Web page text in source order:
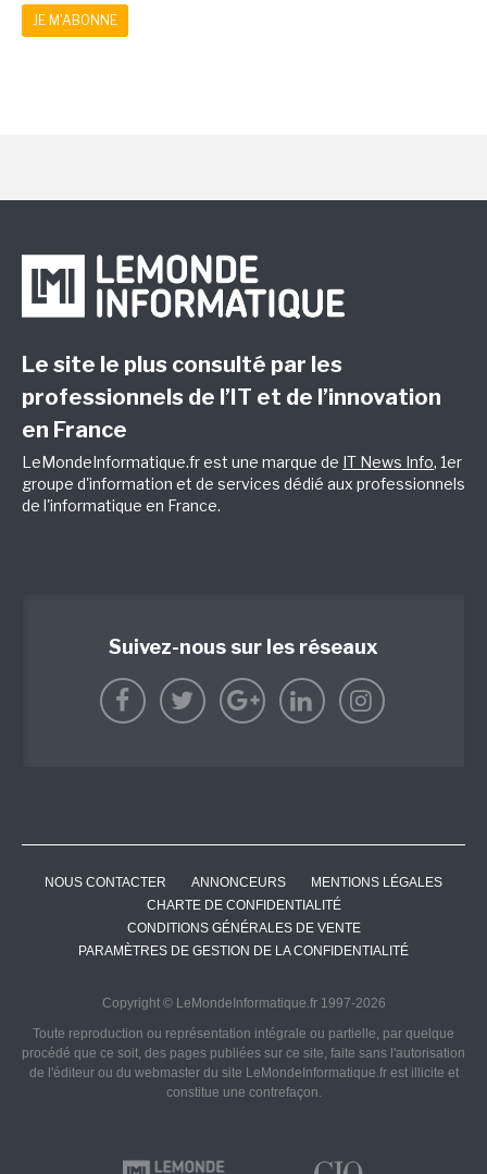
JE M'ABONNE
Le site le plus consulté par les
professionnels de l’IT et de l’innovation
en France
LeMondeInformatique.fr est une marque de IT News Info, 1er
groupe d'information et de services dédié aux professionnels
de l'informatique en France.
Suivez-nous sur les réseaux
NOUS CONTACTER ANNONCEURS
MENTIONS LÉGALES
CHARTE DE CONFIDENTIALITÉ
CONDITIONS GÉNÉRALES DE VENTE
PARAMÈTRES DE GESTION DE LA CONFIDENTIALITÉ
Copyright © LeMondeInformatique.fr 1997-2026
Toute reproduction ou représentation intégrale ou partielle, par quelque
procédé que ce soit, des pages publiées sur ce site, faite sans l'autorisation
de l'éditeur ou du webmaster du site LeMondeInformatique.fr est illicite et
constitue une contrefaçon.